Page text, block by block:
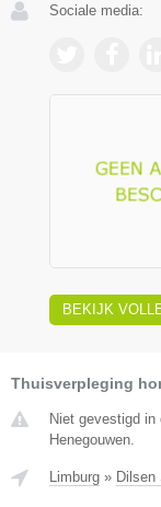
Sociale media:
BEKIJK
Thuisverpleging
Niet gevestigd in
Henegouwen.
Limburg » Dilsen